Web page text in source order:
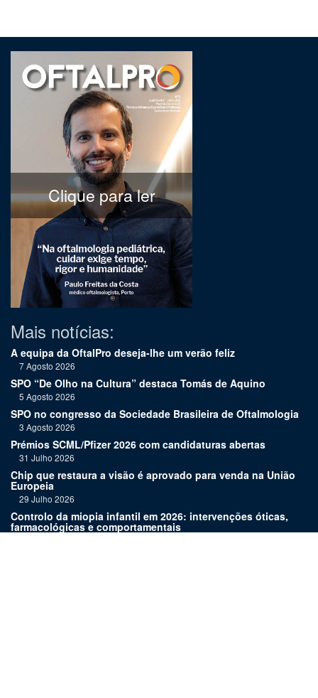
Clique para ler
Mais notícias:
A equipa da OftalPro deseja-lhe um verão feliz
7 Agosto 2026
SPO “De Olho na Cultura” destaca Tomás de Aquino
5 Agosto 2026
SPO no congresso da Sociedade Brasileira de Oftalmologia
3 Agosto 2026
Prémios SCML/Pfizer 2026 com candidaturas abertas
31 Julho 2026
Chip que restaura a visão é aprovado para venda na União
Europeia
29 Julho 2026
Controlo da miopia infantil em 2026: intervenções óticas,
farmacológicas e comportamentais